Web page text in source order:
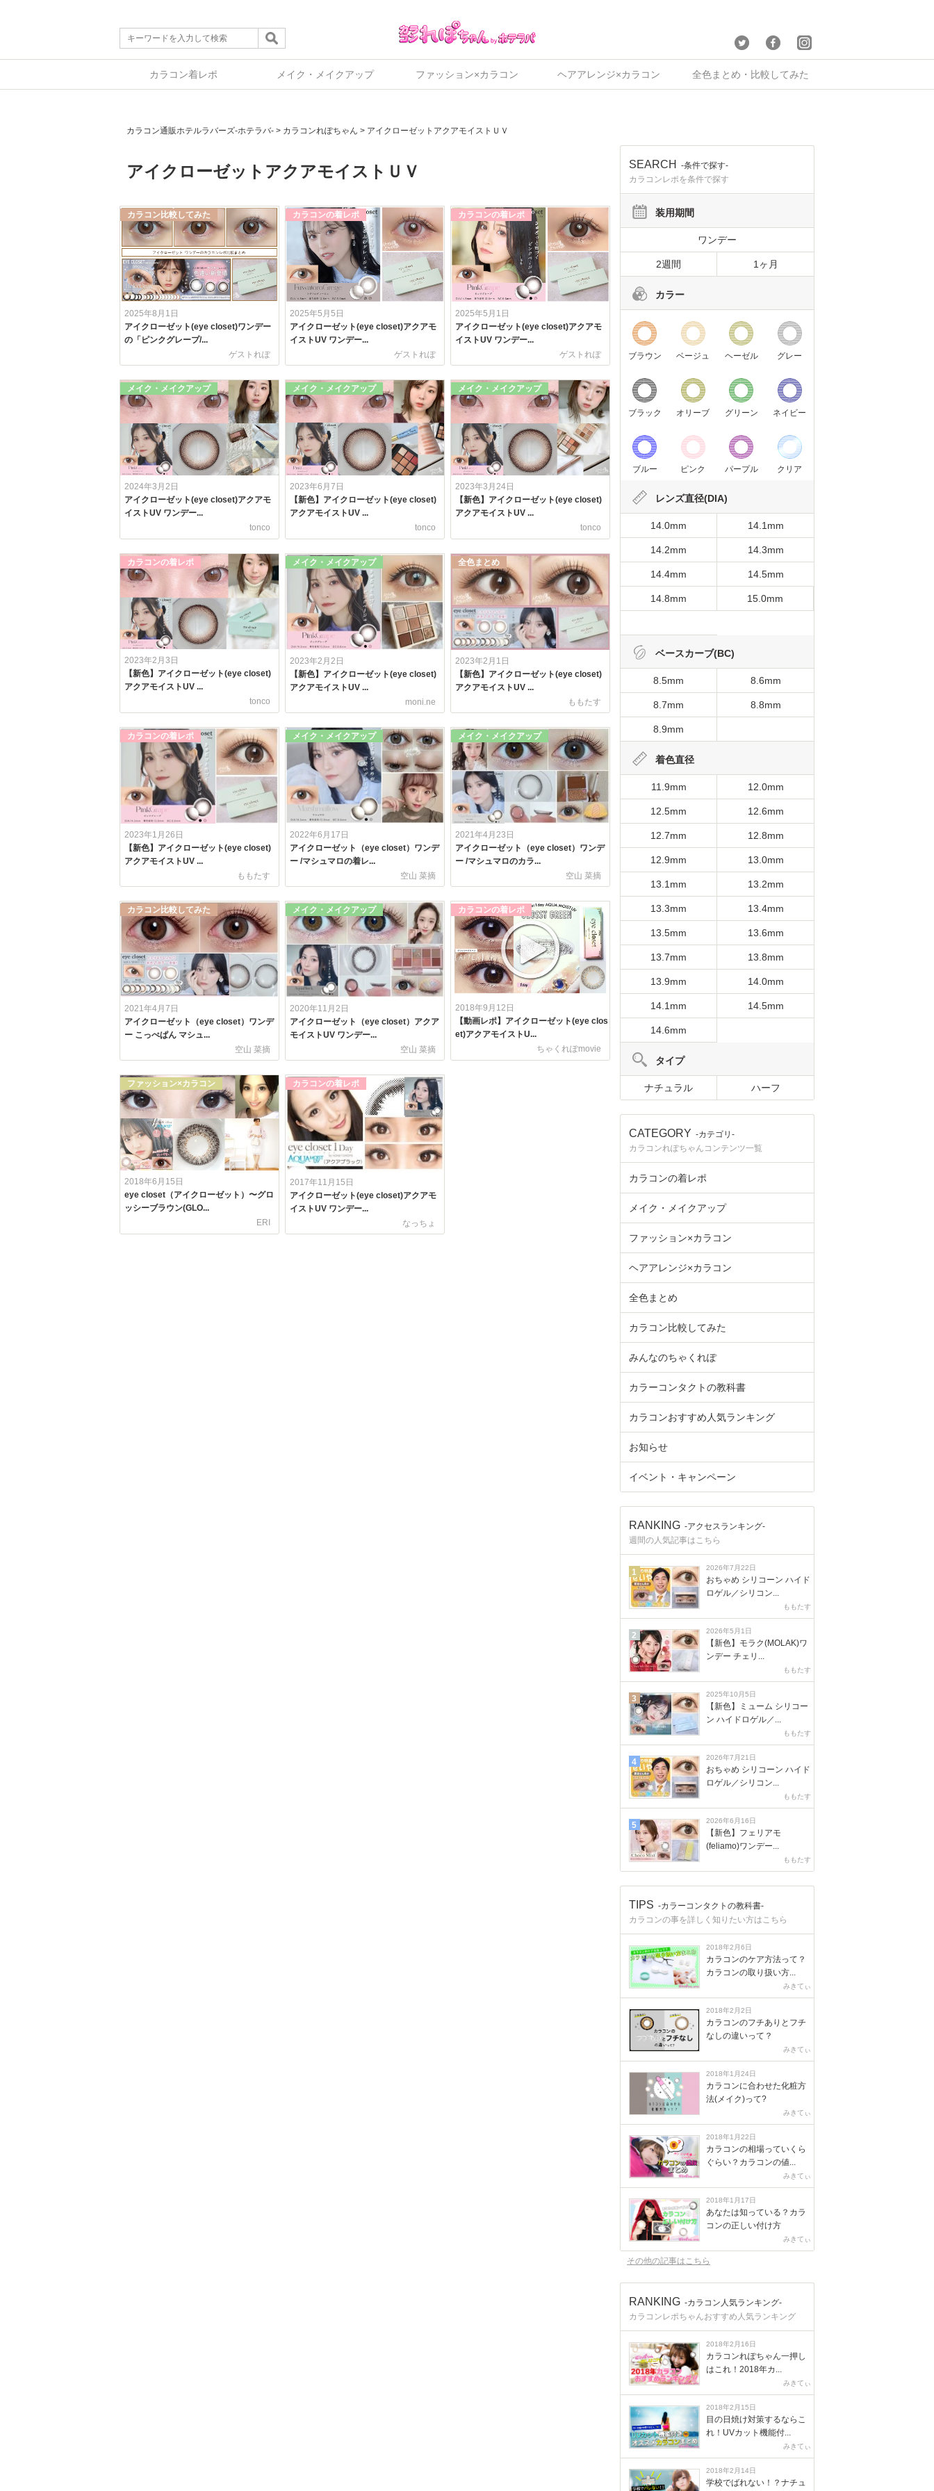
カラコン着レポ メイク・メイクアップ ファッション×カラコン ヘアアレンジ×カラコン 全色まとめ・比較してみた
カラコン通販ホテルラバーズ-ホテラバ- > カラコンれぽちゃん > アイクローゼットアクアモイストＵＶ
アイクローゼットアクアモイストＵＶ
カラコン比較してみた
2025年8月1日
アイクローゼット(eye closet)ワンデー
の「ピンクグレープ/...
ゲストれぽ
カラコンの着レポ
2025年5月5日
アイクローゼット(eye closet)アクアモ
イストUV ワンデー...
ゲストれぽ
カラコンの着レポ
2025年5月1日
アイクローゼット(eye closet)アクアモ
イストUV ワンデー...
ゲストれぽ
メイク・メイクアップ
2024年3月2日
アイクローゼット(eye closet)アクアモ
イストUV ワンデー...
tonco
メイク・メイクアップ
2023年6月7日
【新色】アイクローゼット(eye closet)
アクアモイストUV ...
tonco
メイク・メイクアップ
2023年3月24日
【新色】アイクローゼット(eye closet)
アクアモイストUV ...
tonco
カラコンの着レポ
2023年2月3日
【新色】アイクローゼット(eye closet)
アクアモイストUV ...
tonco
メイク・メイクアップ
2023年2月2日
【新色】アイクローゼット(eye closet)
アクアモイストUV ...
moni.ne
全色まとめ
2023年2月1日
【新色】アイクローゼット(eye closet)
アクアモイストUV ...
ももたす
カラコンの着レポ
2023年1月26日
【新色】アイクローゼット(eye closet)
アクアモイストUV ...
ももたす
メイク・メイクアップ
2022年6月17日
アイクローゼット（eye closet）ワンデ
ー /マシュマロの着レ...
空山 菜摘
メイク・メイクアップ
2021年4月23日
アイクローゼット（eye closet）ワンデ
ー /マシュマロのカラ...
空山 菜摘
カラコン比較してみた
2021年4月7日
アイクローゼット（eye closet）ワンデ
ー こっぺぱん マシュ...
空山 菜摘
メイク・メイクアップ
2020年11月2日
アイクローゼット（eye closet）アクア
モイストUV ワンデー...
空山 菜摘
カラコンの着レポ
2018年9月12日
【動画レポ】アイクローゼット(eye clos
et)アクアモイストU...
ちゃくれぽmovie
ファッション×カラコン
2018年6月15日
eye closet（アイクローゼット）〜グロ
ッシーブラウン(GLO...
ERI
カラコンの着レポ
2017年11月15日
アイクローゼット(eye closet)アクアモ
イストUV ワンデー...
なっちょ
SEARCH
-条件で探す-
カラコンレポを条件で探す
装用期間
ワンデー
2週間 1ヶ月
カラー
ブラウン ベージュ ヘーゼル グレー
ブラック オリーブ グリーン ネイビー
ブルー ピンク パープル クリア
レンズ直径(DIA)
14.0mm 14.1mm
14.2mm 14.3mm
14.4mm 14.5mm
14.8mm 15.0mm
ベースカーブ(BC)
8.5mm 8.6mm
8.7mm 8.8mm
8.9mm
着色直径
11.9mm 12.0mm
12.5mm 12.6mm
12.7mm 12.8mm
12.9mm 13.0mm
13.1mm 13.2mm
13.3mm 13.4mm
13.5mm 13.6mm
13.7mm 13.8mm
13.9mm 14.0mm
14.1mm 14.5mm
14.6mm
タイプ
ナチュラル ハーフ
CATEGORY -カテゴリ-
カラコンれぽちゃんコンテンツ一覧
カラコンの着レポ
メイク・メイクアップ
ファッション×カラコン
ヘアアレンジ×カラコン
全色まとめ
カラコン比較してみた
みんなのちゃくれぽ
カラーコンタクトの教科書
カラコンおすすめ人気ランキング
お知らせ
イベント・キャンペーン
RANKING -アクセスランキング-
週間の人気記事はこちら
1 2026年7月22日
おちゃめ シリコーン ハイド
ロゲル／シリコン...
ももたす
2 2026年5月1日
【新色】モラク(MOLAK)ワ
ンデー チェリ...
ももたす
3 2025年10月5日
【新色】ミューム シリコー
ン ハイドロゲル／...
ももたす
4 2026年7月21日
おちゃめ シリコーン ハイド
ロゲル／シリコン...
ももたす
5 2026年6月16日
【新色】フェリアモ
(feliamo)ワンデー...
ももたす
TIPS -カラーコンタクトの教科書-
カラコンの事を詳しく知りたい方はこちら
2018年2月6日
カラコンのケア方法って？
カラコンの取り扱い方...
みきてぃ
2018年2月2日
カラコンのフチありとフチ
なしの違いって？
みきてぃ
2018年1月24日
カラコンに合わせた化粧方
法(メイク)って?
みきてぃ
2018年1月22日
カラコンの相場っていくら
ぐらい？カラコンの値...
みきてぃ
2018年1月17日
あなたは知っている？カラ
コンの正しい付け方
みきてぃ
その他の記事はこちら
RANKING -カラコン人気ランキング-
カラコンレポちゃんおすすめ人気ランキング
2018年2月16日
カラコンれぽちゃん一押し
はこれ！2018年カ...
みきてぃ
2018年2月15日
目の日焼け対策するならこ
れ！UVカット機能付...
みきてぃ
2018年2月14日
学校でばれない！？ナチュ